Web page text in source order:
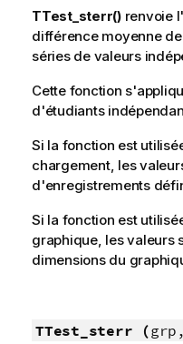
TTest_sterr()renvoie
différence moyenne
séries de valeurs
Cette fonction
d'étudiants
Si la fonction est
chargement, les
d'enregistrements
Si la fonction est
graphique, les valeurs
dimensions du
TTest_sterr (